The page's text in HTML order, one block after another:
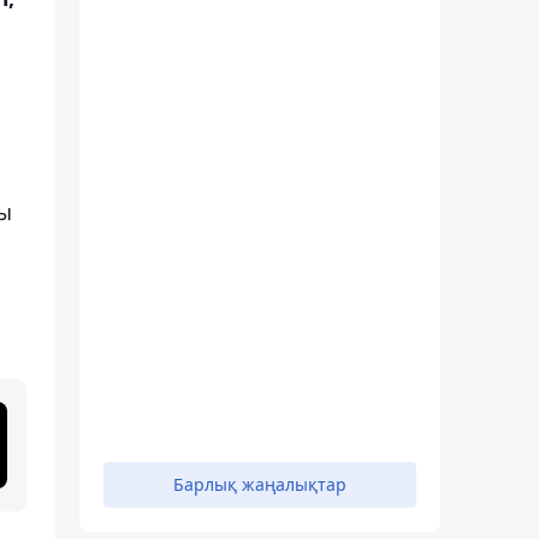
Барлық жаңалықтар